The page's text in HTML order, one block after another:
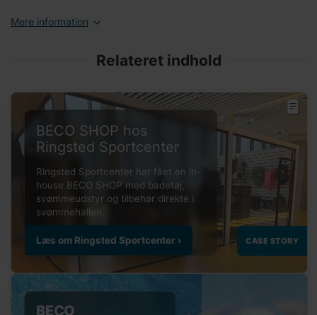
Mere information
Relateret indhold
BECO SHOP hos
Ringsted Sportcenter
BECO